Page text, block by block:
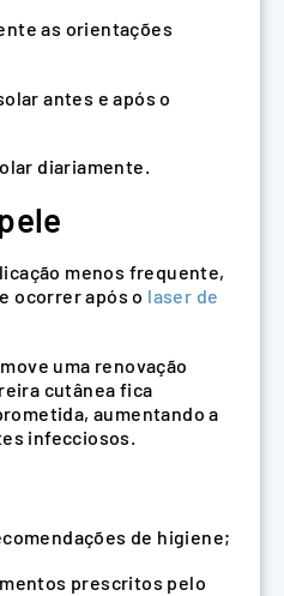
as orientações
antes e após o
diariamente.
menos frequente,
ocorrer após o laser de
uma renovação
cutânea fica
aumentando a
infecciosos.
de higiene;
prescritos pelo